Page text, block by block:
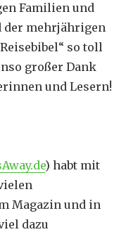
Familien und
der mehrjährigen
so toll
großer Dank
und Lesern!
) habt mit
Magazin und in
dazu